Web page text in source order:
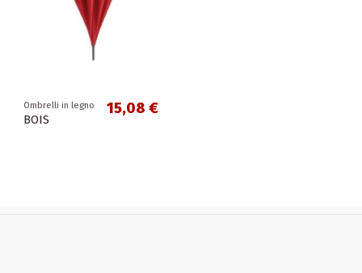
Ombrelli in legno
BOIS
15,08 €